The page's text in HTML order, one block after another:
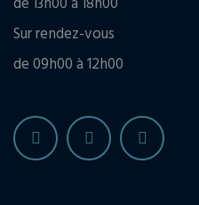
Sur rendez-vous
de 09h00 à 12h00